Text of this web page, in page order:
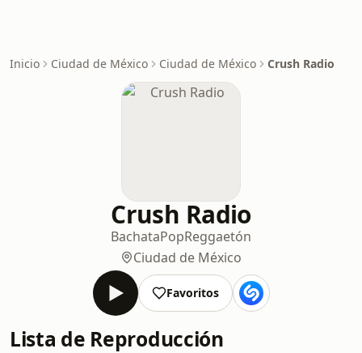
Inicio Ciudad de México Ciudad de México Crush Radio
Crush Radio
BachataPopReggaetón
Ciudad de México
Favoritos
Lista de Reproducción